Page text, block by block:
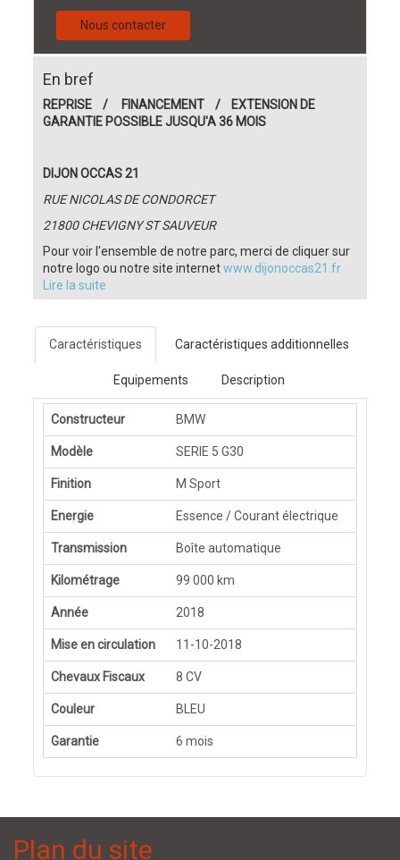
Nous contacter
En bref
REPRISE / FINANCEMENT / EXTENSION DE
GARANTIE POSSIBLE JUSQU'A 36 MOIS
DIJON OCCAS 21
RUE NICOLAS DE CONDORCET
21800 CHEVIGNY ST SAUVEUR
Pour voir l'ensemble de notre parc, merci de cliquer sur
notre logo ou notre site internetwww.dijonoccas21.fr
Lire la suite
Caractéristiques Caractéristiques additionnelles
Equipements Description
Constructeur BMW
Modèle SERIE 5 G30
Finition M Sport
Energie Essence / Courant électrique
Transmission Boîte automatique
Kilométrage 99 000 km
Année 2018
Mise en circulation 11-10-2018
Chevaux Fiscaux 8 CV
Couleur BLEU
Garantie 6 mois
Plan du site